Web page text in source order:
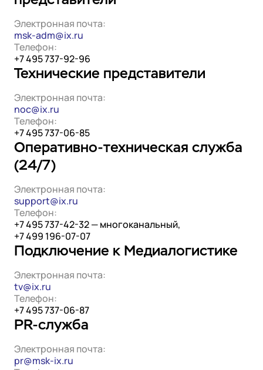
База знаний
Looking glass
Трафик
Техподдержка
English
Электронная почта:
msk-adm@ix.ru
Телефон:
+7 495 737-92-96
Технические представители
Электронная почта:
noc@ix.ru
Телефон:
+7 495 737-06-85
Оперативно-техническая служба
(24/7)
Электронная почта:
support@ix.ru
Телефон:
+7 495 737-42-32 — многоканальный,
+7 499 196-07-07
Подключение к Медиалогистике
Электронная почта:
tv@ix.ru
Телефон:
+7 495 737-06-87
PR-служба
Электронная почта:
pr@msk-ix.ru